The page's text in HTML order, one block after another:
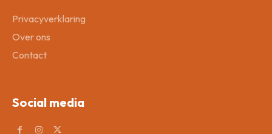
Privacyverklaring
Over ons
Contact
Social media